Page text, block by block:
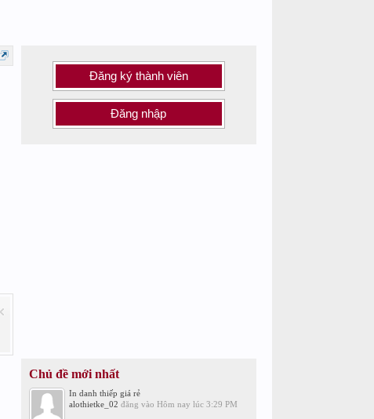
Đăng ký thành viên
Đăng nhập
Chủ đề mới nhất
In danh thiếp giá rẻ
alothietke_02 đăng vào Hôm nay lúc 3:29 PM